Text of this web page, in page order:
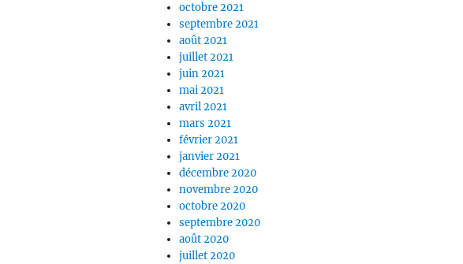
octobre 2021
septembre 2021
août 2021
juillet 2021
juin 2021
mai 2021
avril 2021
mars 2021
février 2021
janvier 2021
décembre 2020
novembre 2020
octobre 2020
septembre 2020
août 2020
juillet 2020